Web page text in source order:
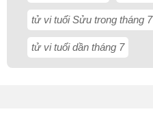
tử vi tuổi Sửu trong tháng 7
tử vi tuổi dần tháng 7